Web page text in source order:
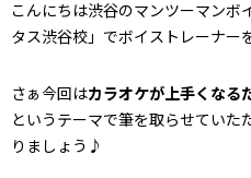
こんにちは渋谷のマンツーマンボ
タス渋谷校」でボイストレーナー
さぁ今回はカラオケが上手くなる
というテーマで筆を取らせていた
りましょう♪